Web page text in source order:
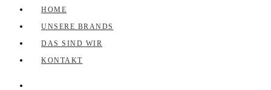
HOME
UNSERE BRANDS
DAS SIND WIR
KONTAKT